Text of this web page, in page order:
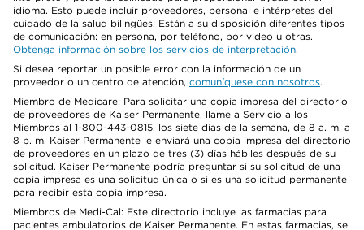
idioma. Esto puede incluir proveedores, personal e intérpretes del
cuidado de la salud bilingües. Están a su disposición diferentes tipos
de comunicación: en persona, por teléfono, por video u otras.
Obtenga información sobre los servicios de interpretación.
Si desea reportar un posible error con la información de un
proveedor o un centro de atención, comuníquese con nosotros.
Miembro de Medicare: Para solicitar una copia impresa del directorio
de proveedores de Kaiser Permanente, llame a Servicio a los
Miembros al 1-800-443-0815, los siete días de la semana, de 8 a. m. a
8 p. m. Kaiser Permanente le enviará una copia impresa del directorio
de proveedores en un plazo de tres (3) días hábiles después de su
solicitud. Kaiser Permanente podría preguntar si su solicitud de una
copia impresa es una solicitud única o si es una solicitud permanente
para recibir esta copia impresa.
Miembros de Medi-Cal: Este directorio incluye las farmacias para
pacientes ambulatorios de Kaiser Permanente. En estas farmacias, se